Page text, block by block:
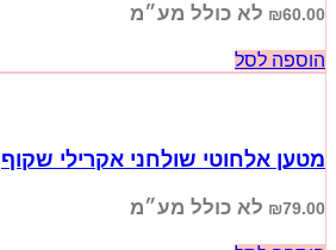
₪60.00 לא כולל מע״מ
הוספה לסל
מטען אלחוטי שולחני אקרילי שקוף
₪79.00 לא כולל מע״מ